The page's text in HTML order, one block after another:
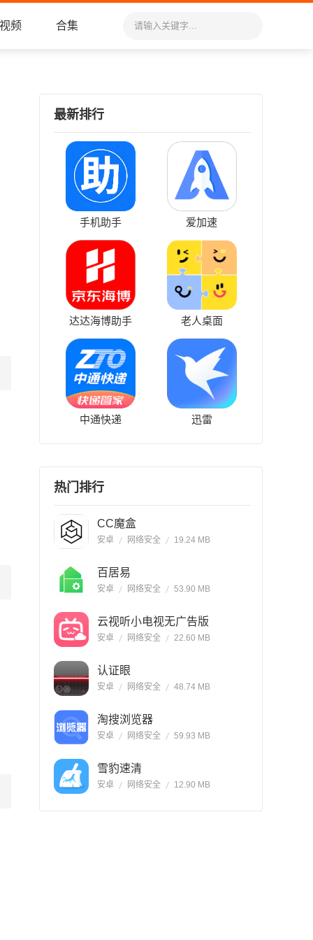
视频 合集
最新排行
手机助手 爱加速
达达海博助手 老人桌面
中通快递 迅雷
热门排行
CC魔盒
安卓 网络安全 19.24 MB
百居易
安卓 网络安全 53.90 MB
云视听小电视无广告版
安卓 网络安全 22.60 MB
认证眼
安卓 网络安全 48.74 MB
淘搜浏览器
安卓 网络安全 59.93 MB
雪豹速清
安卓 网络安全 12.90 MB